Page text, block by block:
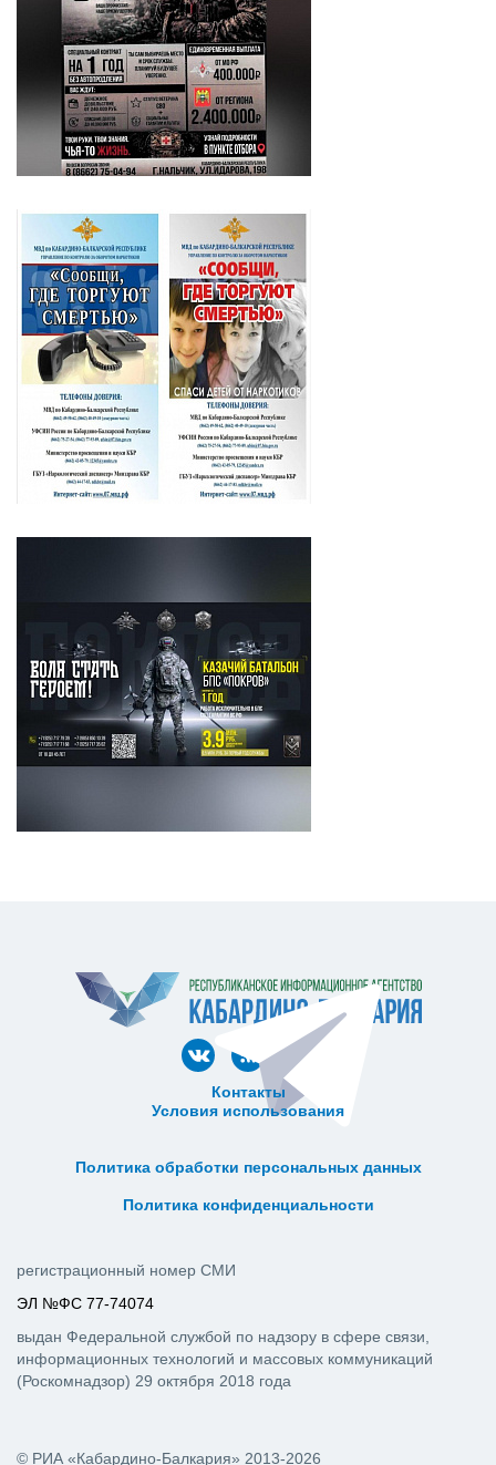
Контакты
Условия использования
Политика обработки персональных данных
Политика конфиденциальности
© РИА «Кабардино-Балкария» 2013-2026
регистрационный номер СМИ
ЭЛ №ФС 77-74074
выдан Федеральной службой по надзору в сфере связи,
информационных технологий и массовых коммуникаций
(Роскомнадзор) 29 октября 2018 года